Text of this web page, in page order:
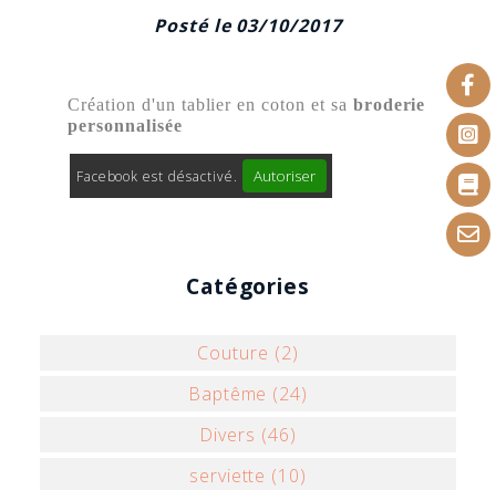
Posté le 03/10/2017
Création d'un tablier en coton et sa broderie
personnalisée
Facebook est désactivé. Autoriser
Catégories
Couture (2)
Baptême (24)
Divers (46)
serviette (10)